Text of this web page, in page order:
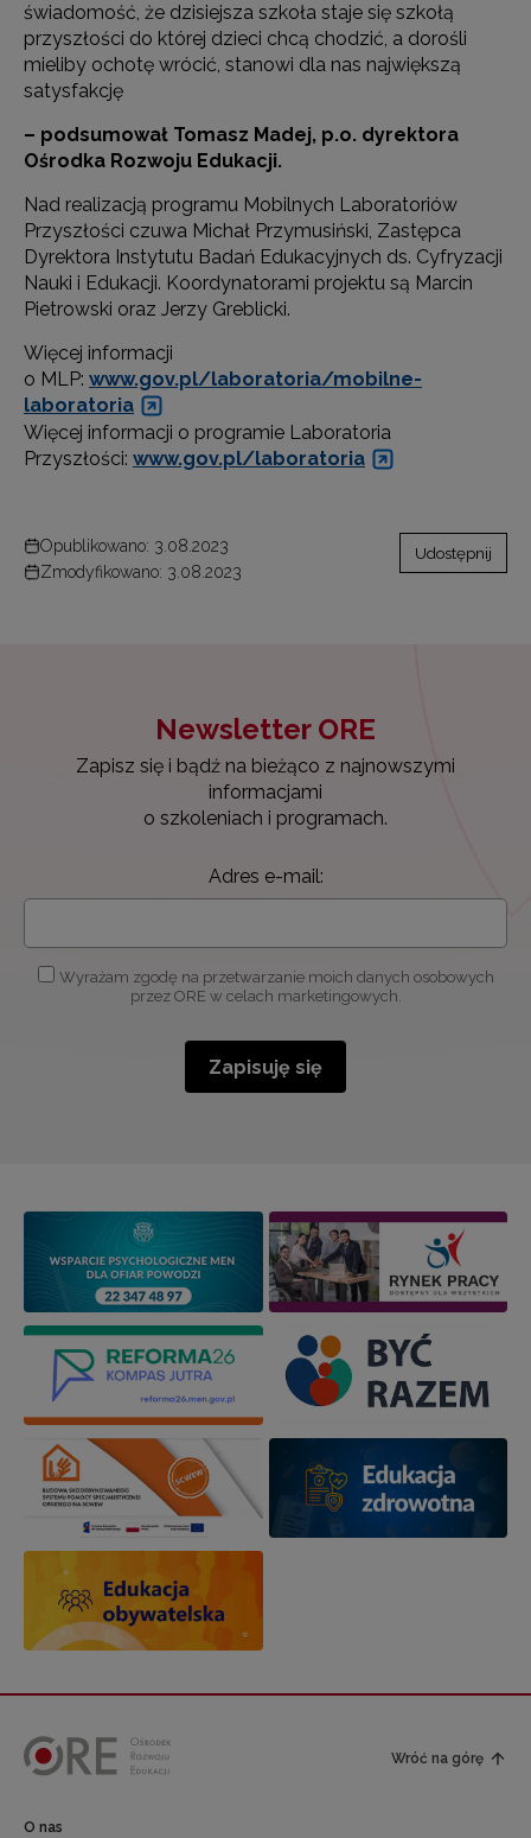
świadomość, że dzisiejsza szkoła staje się szkołą
przyszłości do której dzieci chcą chodzić, a dorośli
mieliby ochotę wrócić, stanowi dla nas największą
satysfakcję
– podsumował Tomasz Madej, p.o. dyrektora
Ośrodka Rozwoju Edukacji.
Nad realizacją programu Mobilnych Laboratoriów
Przyszłości czuwa Michał Przymusiński, Zastępca
Dyrektora Instytutu Badań Edukacyjnych ds. Cyfryzacji
Nauki i Edukacji. Koordynatorami projektu są Marcin
Pietrowski oraz Jerzy Greblicki.
Więcej informacji
o MLP: www.gov.pl/laboratoria/mobilne-
laboratoria
Więcej informacji o programie Laboratoria
Przyszłości: www.gov.pl/laboratoria
Opublikowano: 3.08.2023
Zmodyfikowano: 3.08.2023
Udostępnij
Newsletter ORE
Zapisz się i bądź na bieżąco z najnowszymi
informacjami
o szkoleniach i programach.
Adres e-mail:
Wyrażam zgodę na przetwarzanie moich danych osobowych
przez ORE w celach marketingowych.
Zapisuję się
Wróć na górę
O nas